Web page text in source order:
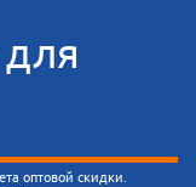
оптовой скидки.